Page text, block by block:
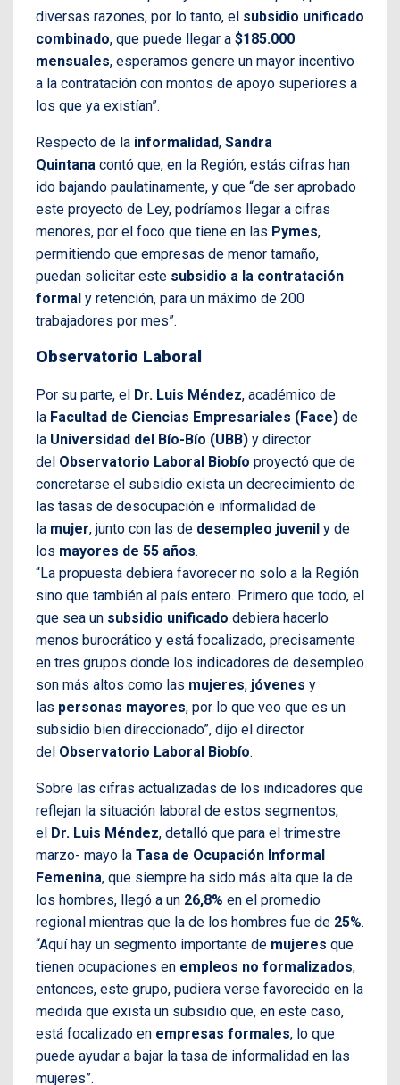
diversas razones, por lo tanto, el subsidio unificado
combinado, que puede llegar a $185.000
mensuales, esperamos genere un mayor incentivo
a la contratación con montos de apoyo superiores a
los que ya existían”.
Respecto de la informalidad, Sandra
Quintana contó que, en la Región, estás cifras han
ido bajando paulatinamente, y que “de ser aprobado
este proyecto de Ley, podríamos llegar a cifras
menores, por el foco que tiene en las Pymes,
permitiendo que empresas de menor tamaño,
puedan solicitar este subsidio a la contratación
formal y retención, para un máximo de 200
trabajadores por mes”.
Observatorio Laboral
Por su parte, el Dr. Luis Méndez, académico de
la Facultad de Ciencias Empresariales (Face) de
la Universidad del Bío-Bío (UBB) y director
del Observatorio Laboral Biobío proyectó que de
concretarse el subsidio exista un decrecimiento de
las tasas de desocupación e informalidad de
la mujer, junto con las de desempleo juvenil y de
los mayores de 55 años.
“La propuesta debiera favorecer no solo a la Región
sino que también al país entero. Primero que todo, el
que sea un subsidio unificado debiera hacerlo
menos burocrático y está focalizado, precisamente
en tres grupos donde los indicadores de desempleo
son más altos como las mujeres, jóvenes y
las personas mayores, por lo que veo que es un
subsidio bien direccionado”, dijo el director
del Observatorio Laboral Biobío.
Sobre las cifras actualizadas de los indicadores que
reflejan la situación laboral de estos segmentos,
el Dr. Luis Méndez, detalló que para el trimestre
marzo- mayo la Tasa de Ocupación Informal
Femenina, que siempre ha sido más alta que la de
los hombres, llegó a un 26,8% en el promedio
regional mientras que la de los hombres fue de 25%.
“Aquí hay un segmento importante de mujeres que
tienen ocupaciones en empleos no formalizados,
entonces, este grupo, pudiera verse favorecido en la
medida que exista un subsidio que, en este caso,
está focalizado en empresas formales, lo que
puede ayudar a bajar la tasa de informalidad en las
mujeres”.